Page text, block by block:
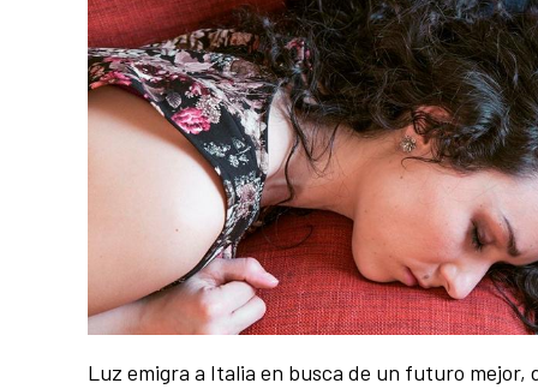
Luz emigra a Italia en busca de un futuro mejor,